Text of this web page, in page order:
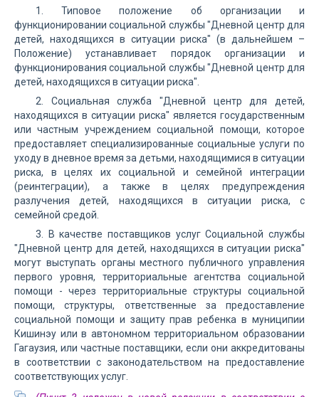
1. Типовое положение об организации и
функционировании социальной службы "Дневной центр для
детей, находящихся в ситуации риска" (в дальнейшем –
Положение) устанавливает порядок организации и
функционирования социальной службы "Дневной центр для
детей, находящихся в ситуации риска".
2. Социальная служба "Дневной центр для детей,
находящихся в ситуации риска" является государственным
или частным учреждением социальной помощи, которое
предоставляет специализированные социальные услуги по
уходу в дневное время за детьми, находящимися в ситуации
риска, в целях их социальной и семейной интеграции
(реинтеграции), а также в целях предупреждения
разлучения детей, находящихся в ситуации риска, с
семейной средой.
3. В качестве поставщиков услуг Социальной службы
"Дневной центр для детей, находящихся в ситуации риска"
могут выступать органы местного публичного управления
первого уровня, территориальные агентства социальной
помощи - через территориальные структуры социальной
помощи, структуры, ответственные за предоставление
социальной помощи и защиту прав ребенка в муниципии
Кишинэу или в автономном территориальном образовании
Гагаузия, или частные поставщики, если они аккредитованы
в соответствии с законодательством на предоставление
соответствующих услуг.